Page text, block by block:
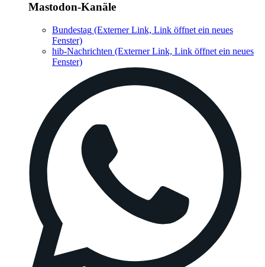
Mastodon-Kanäle
Bundestag (Externer Link, Link öffnet ein neues
Fenster)
hib-Nachrichten (Externer Link, Link öffnet ein neues
Fenster)